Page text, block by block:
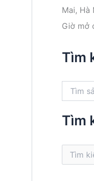
Mai, Hà
Giờ mở
Tìm
k
m
Tìm